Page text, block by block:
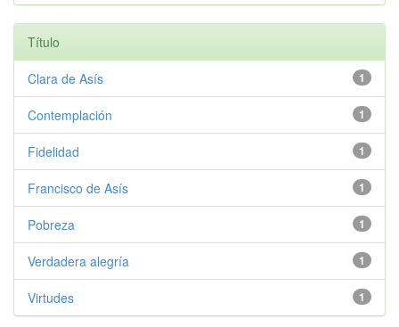
Título
1
Clara de Asís
1
Contemplación
1
Fidelidad
1
Francisco de Asís
1
Pobreza
1
Verdadera alegría
1
Virtudes